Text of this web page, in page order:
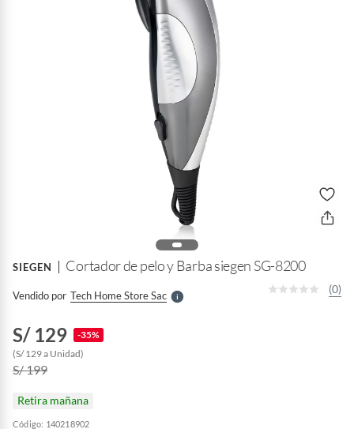
SIEGEN Cortador de pelo y Barba siegen SG-8200
Vendido por Tech Home Store SacS
l
n
f
o
(0)
S/ 129
-35%
(S/ 129 a Unidad)
S/ 199
Retira mañana
Código: 140218902